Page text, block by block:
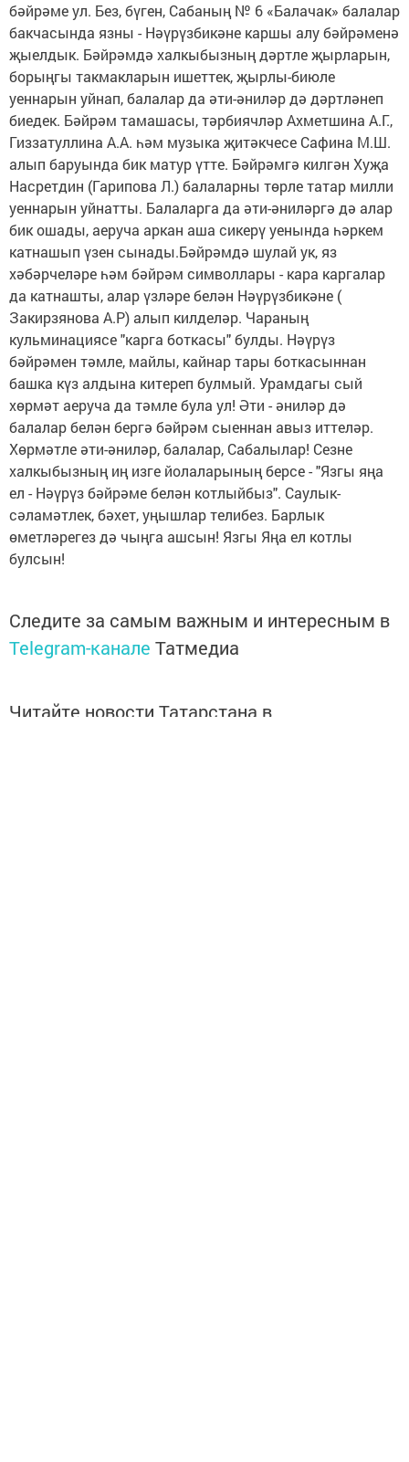
бәйрәме ул. Без, бүген, Сабаның № 6 «Балачак» балалар
бакчасында язны - Нәүрүзбикәне каршы алу бәйрәменә
җыелдык. Бәйрәмдә халкыбызның дәртле җырларын,
борыңгы такмакларын ишеттек, җырлы-биюле
уеннарын уйнап, балалар да әти-әниләр дә дәртләнеп
биедек. Бәйрәм тамашасы, тәрбиячләр Ахметшина А.Г.,
Гиззатуллина А.А. һәм музыка җитәкчесе Сафина М.Ш.
алып баруында бик матур үтте. Бәйрәмгә килгән Хуҗа
Насретдин (Гарипова Л.) балаларны төрле татар милли
уеннарын уйнатты. Балаларга да әти-әниләргә дә алар
бик ошады, аеруча аркан аша сикерү уенында һәркем
катнашып үзен сынады.Бәйрәмдә шулай ук, яз
хәбәрчеләре һәм бәйрәм символлары - кара каргалар
да катнашты, алар үзләре белән Нәүрүзбикәне (
Закирзянова А.Р) алып килделәр. Чараның
кульминациясе "карга боткасы" булды. Нәүрүз
бәйрәмен тәмле, майлы, кайнар тары боткасыннан
башка күз алдына китереп булмый. Урамдагы сый
хөрмәт аеруча да тәмле була ул! Әти - әниләр дә
балалар белән бергә бәйрәм сыеннан авыз иттеләр.
Хөрмәтле әти-әниләр, балалар, Сабалылар! Сезне
халкыбызның иң изге йолаларының берсе - "Язгы яңа
ел - Нәүрүз бәйрәме белән котлыйбыз". Саулык-
сәламәтлек, бәхет, уңышлар телибез. Барлык
өметләрегез дә чыңга ашсын! Язгы Яңа ел котлы
булсын!
Следите за самым важным и интересным в
Telegram-канале Татмедиа
Читайте новости Татарстана в